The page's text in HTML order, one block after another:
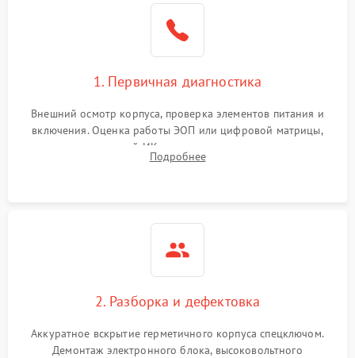
1. Первичная диагностика
Внешний осмотр корпуса, проверка элементов питания и
включения. Оценка работы ЭОП или цифровой матрицы,
проверка встроенной ИК-подсветки и механизма выверки
прицельной сетки. Выявление видимых дефектов оптики и
Подробнее
2. Разборка и дефектовка
Аккуратное вскрытие герметичного корпуса спецключом.
Демонтаж электронного блока, высоковольтного